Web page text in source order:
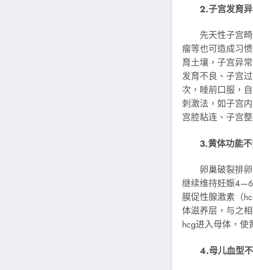
2.子宫发育异
先天性子宫畸
瘤等也可造成习
育土壤，子宫异
发育不良、子宫
次，睡前口服，
刺激法，如子宫
宫腔粘连、子宫
3.黄体功能不
卵巢破裂排卵
继续维持妊娠
膜促性腺激素（
体滋养层，与之
hcg进入母体，使
4.母儿血型